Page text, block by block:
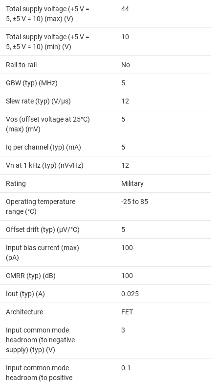
Total supply voltage (+5 V =
5, ±5 V = 10) (max) (V)
44
Total supply voltage (+5 V =
5, ±5 V = 10) (min) (V)
10
Rail-to-rail No
GBW (typ) (MHz) 5
Slew rate (typ) (V/µs) 12
Vos (offset voltage at 25°C)
(max) (mV)
5
Iq per channel (typ) (mA) 5
Vn at 1 kHz (typ) (nV√Hz) 12
Rating Military
Operating temperature
range (°C)
-25 to 85
Offset drift (typ) (µV/°C) 5
Input bias current (max)
(pA)
100
CMRR (typ) (dB) 100
Iout (typ) (A) 0.025
Architecture FET
Input common mode
headroom (to negative
supply) (typ) (V)
3
Input common mode
headroom (to positive
0.1